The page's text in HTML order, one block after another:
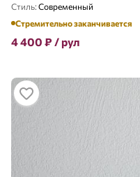
Стиль: Современный
Стремительно заканчивается
4 400 ₽ / рул